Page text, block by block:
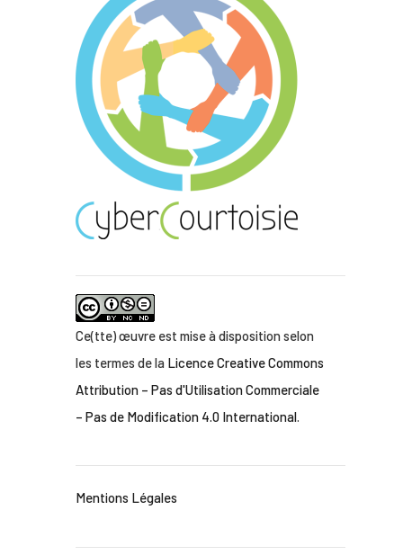
Ce(tte) œuvre est mise à disposition selon
les termes de la Licence Creative Commons
Attribution – Pas d'Utilisation Commerciale
– Pas de Modification 4.0 International.
Mentions Légales